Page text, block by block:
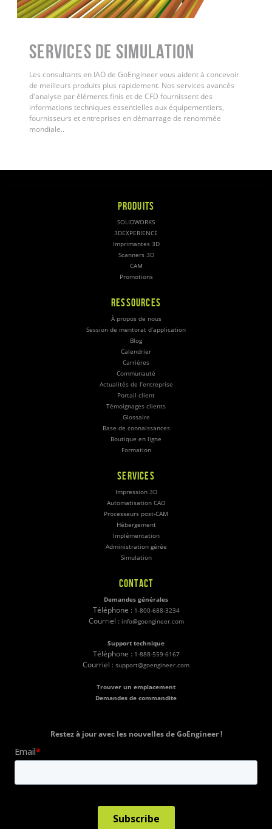
Services de simulation
Les consultants en IAO de GoEngineer vous aident à concevoir
de meilleurs produits plus rapidement. Nos services avancés
d'analyse par éléments finis et de CFD fournissent des
informations techniques essentielles aux équipementiers,
fournisseurs et entreprises en démarrage de renommée
mondiale..
PRODUITS
SOLIDWORKS
3DEXPERIENCE
Imprimantes 3D
Scanners 3D
CAM
Promotions
RESSOURCES
À propos de nous
Session de mentorat d’application
Blog
Calendrier
Carrières
Communauté
Actualités de l’entreprise
Portail client
Témoignages clients
Glossaire
Base de connaissances
Boutique en ligne
Formation
SERVICES
Impression 3D
Automatisation CAO
Processeurs post-CAM
Hébergement
Implémentation
Administration gérée
Simulation
CONTACT
Demandes générales
Téléphone : 1-800-688-3234
Courriel : info@goengineer.com
Support technique
Téléphone : 1-888-559-6167
Courriel : support@goengineer.com
Trouver un emplacement
Demandes de commandite
Restez à jour avec les nouvelles de GoEngineer !